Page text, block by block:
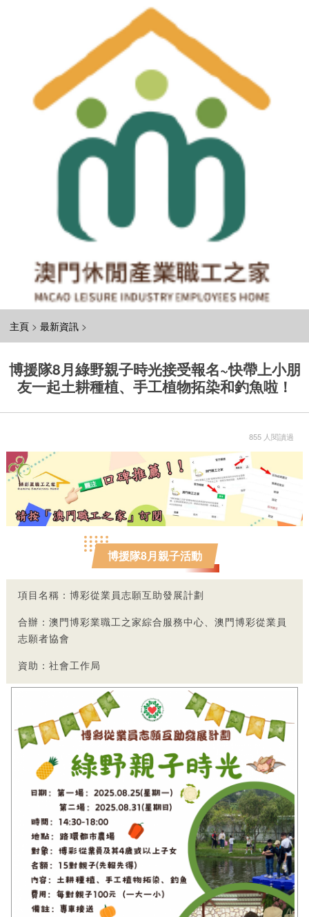
主頁 > 最新資訊 >
博援隊8月綠野親子時光接受報名~快帶上小朋
友一起土耕種植、手工植物拓染和釣魚啦！
855 人閱讀過
博援隊8月親子活動
項目名稱：博彩從業員志願互助發展計劃
合辦：澳門博彩業職工之家綜合服務中心、澳門博彩從業員
志願者協會
資助：社會工作局